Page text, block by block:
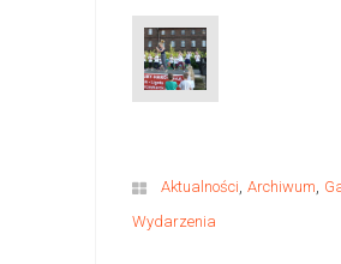
Aktualności, Archiwum,
Wydarzenia